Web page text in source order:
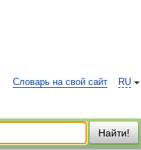
RU
Словарь на свой сайт
Найти!